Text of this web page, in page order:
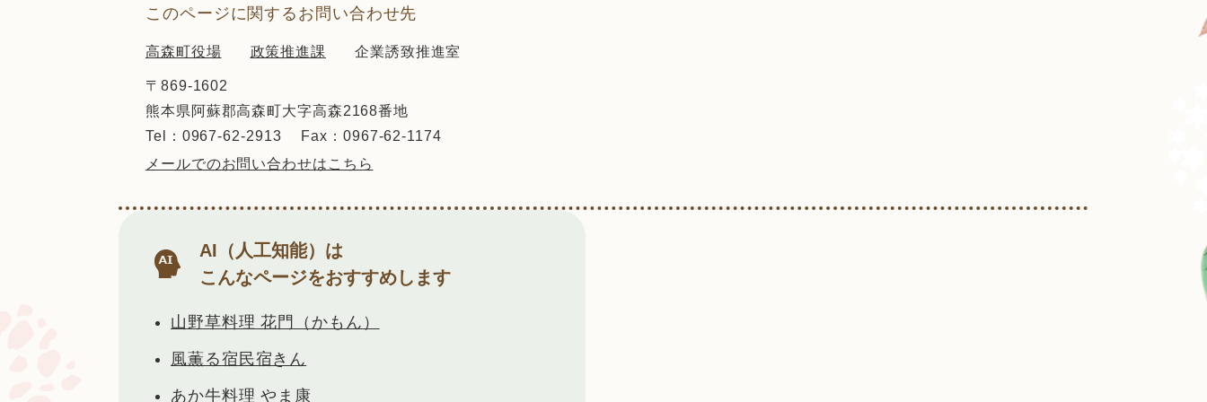
このページに関するお問い合わせ先
高森町役場 政策推進課 企業誘致推進室
〒869-1602
熊本県阿蘇郡高森町大字高森2168番地
Tel：0967-62-2913
Fax：0967-62-1174
メールでのお問い合わせはこちら
AI（人工知能）は
こんなページをおすすめします
山野草料理 花門（かもん）
風薫る宿民宿きん
あか牛料理 やま康